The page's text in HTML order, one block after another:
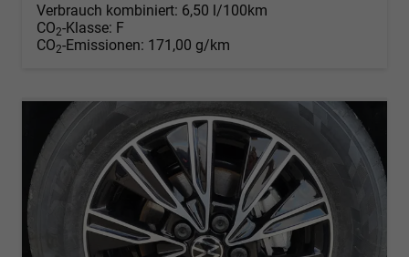
Verbrauch kombiniert: 6,50 l/100km
CO2-Klasse: F
CO2-Emissionen: 171,00 g/km